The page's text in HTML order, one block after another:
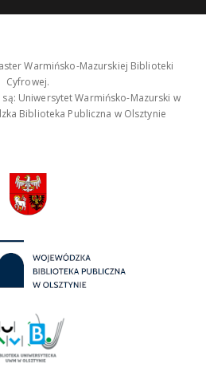
Warmińsko-Mazurskiej Biblioteki
Cyfrowej.
są: Uniwersytet Warmińsko-Mazurski w
Biblioteka Publiczna w Olsztynie